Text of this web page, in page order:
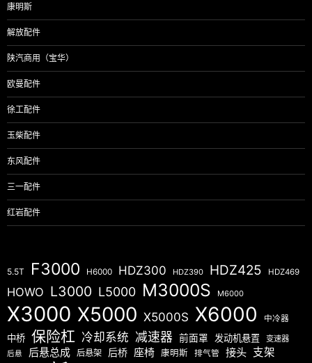
康明斯
解放配件
陕汽商用（宝华）
欧曼配件
徐工配件
玉柴配件
东风配件
三一配件
红岩配件
5.5T F3000 H6000 HDZ300 HDZ390 HDZ425 HDZ469
HOWO L3000 L5000 M3000S M6000
X3000 X5000 X5000S X6000 中冷器
中桥 保险杠 冷却系统 减速器 前面罩 发动机悬置 变速器
后悬 后悬总成 后悬架 后桥 座椅 康明斯 排气管 接头 支架